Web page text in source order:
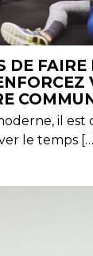
DE
il est
le temps […]